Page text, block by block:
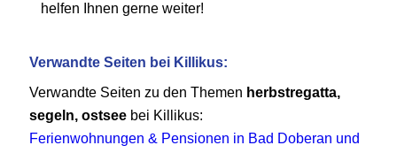
helfen Ihnen gerne weiter!
Verwandte Seiten bei Killikus:
Verwandte Seiten zu den Themen herbstregatta,
segeln, ostsee bei Killikus:
Ferienwohnungen & Pensionen in Bad Doberan und